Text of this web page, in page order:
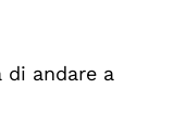
di andare a